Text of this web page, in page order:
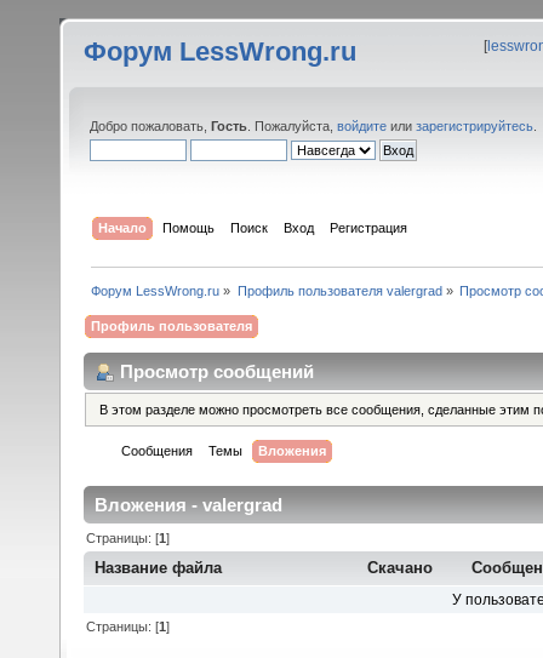
Форум LessWrong.ru [
Добро пожаловать, Гость . Пожалуйста, войдите или зарегистрируйтесь
Начало Помощь Поиск Вход Регистрация
Форум LessWrong.ru » Профиль пользователя valergrad» Просмотр
Профиль пользователя
Просмотр сообщений
В этом разделе можно просмотреть все сообщения, сделанные этим
Сообщения Темы Вложения
Вложения - valergrad
Страницы: [1]
Название файла Скачано
У
Страницы: [1]